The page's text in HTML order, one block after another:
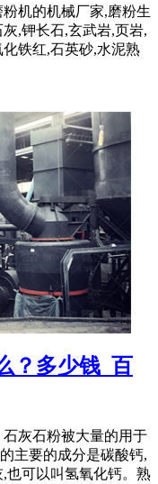
粉机的机械厂家,磨粉生
,钾长石,玄武岩,页岩,
铁红,石英砂,水泥熟
？多少钱_百
灰石粉被大量的用于
主要的成分是碳酸钙,
也可以叫氢氧化钙。熟